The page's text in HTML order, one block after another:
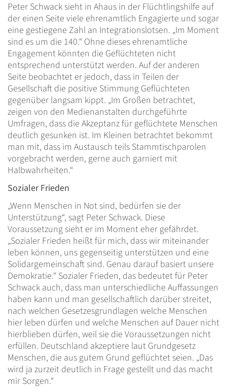
Peter Schwack sieht in Ahaus in der Flüchtlingshilfe auf
der einen Seite viele ehrenamtlich Engagierte und sogar
eine gestiegene Zahl an Integrationslotsen. „Im Moment
sind es um die 140.“ Ohne dieses ehrenamtliche
Engagement könnten die Geflüchteten nicht
entsprechend unterstützt werden. Auf der anderen
Seite beobachtet er jedoch, dass in Teilen der
Gesellschaft die positive Stimmung Geflüchteten
gegenüber langsam kippt. „Im Großen betrachtet,
zeigen von den Medienanstalten durchgeführte
Umfragen, dass die Akzeptanz für geflüchtete Menschen
deutlich gesunken ist. Im Kleinen betrachtet bekommt
man mit, dass im Austausch teils Stammtischparolen
vorgebracht werden, gerne auch garniert mit
Halbwahrheiten.“
Sozialer Frieden
„Wenn Menschen in Not sind, bedürfen sie der
Unterstützung“, sagt Peter Schwack. Diese
Voraussetzung sieht er im Moment eher gefährdet.
„Sozialer Frieden heißt für mich, dass wir miteinander
leben können, uns gegenseitig unterstützen und eine
Solidargemeinschaft sind. Genau darauf basiert unsere
Demokratie.“ Sozialer Frieden, das bedeutet für Peter
Schwack auch, dass man unterschiedliche Auffassungen
haben kann und man gesellschaftlich darüber streitet,
nach welchen Gesetzesgrundlagen welche Menschen
hier leben dürfen und welche Menschen auf Dauer nicht
hierblieben dürfen, weil sie die Voraussetzungen nicht
erfüllen. Deutschland akzeptiere laut Grundgesetz
Menschen, die aus gutem Grund geflüchtet seien. „Das
wird ja zurzeit deutlich in Frage gestellt und das macht
mir Sorgen.“